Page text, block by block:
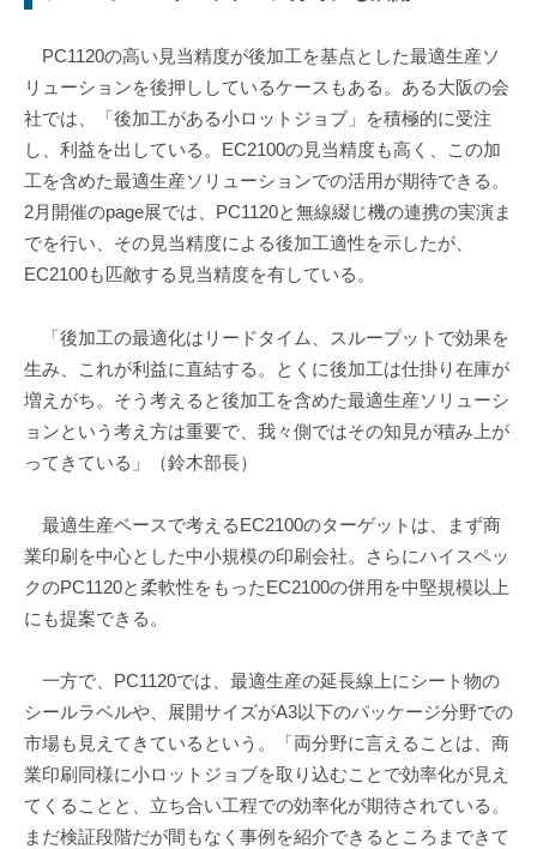
PC1120の高い見当精度が後加工を基点とした最適生産ソ
リューションを後押ししているケースもある。ある大阪の会
社では、「後加工がある小ロットジョブ」を積極的に受注
し、利益を出している。EC2100の見当精度も高く、この加
工を含めた最適生産ソリューションでの活用が期待できる。
2月開催のpage展では、PC1120と無線綴じ機の連携の実演ま
でを行い、その見当精度による後加工適性を示したが、
EC2100も匹敵する見当精度を有している。
「後加工の最適化はリードタイム、スループットで効果を
生み、これが利益に直結する。とくに後加工は仕掛り在庫が
増えがち。そう考えると後加工を含めた最適生産ソリューシ
ョンという考え方は重要で、我々側ではその知見が積み上が
ってきている」（鈴木部長）
最適生産ベースで考えるEC2100のターゲットは、まず商
業印刷を中心とした中小規模の印刷会社。さらにハイスペッ
クのPC1120と柔軟性をもったEC2100の併用を中堅規模以上
にも提案できる。
一方で、PC1120では、最適生産の延長線上にシート物の
シールラベルや、展開サイズがA3以下のパッケージ分野での
市場も見えてきているという。「両分野に言えることは、商
業印刷同様に小ロットジョブを取り込むことで効率化が見え
てくることと、立ち合い工程での効率化が期待されている。
まだ検証段階だが間もなく事例を紹介できるところまできて